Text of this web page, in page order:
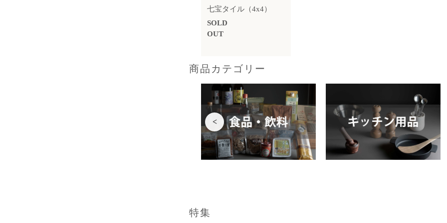
七宝タイル（4x4）
SOLD
OUT
商品カテゴリー
<
特集